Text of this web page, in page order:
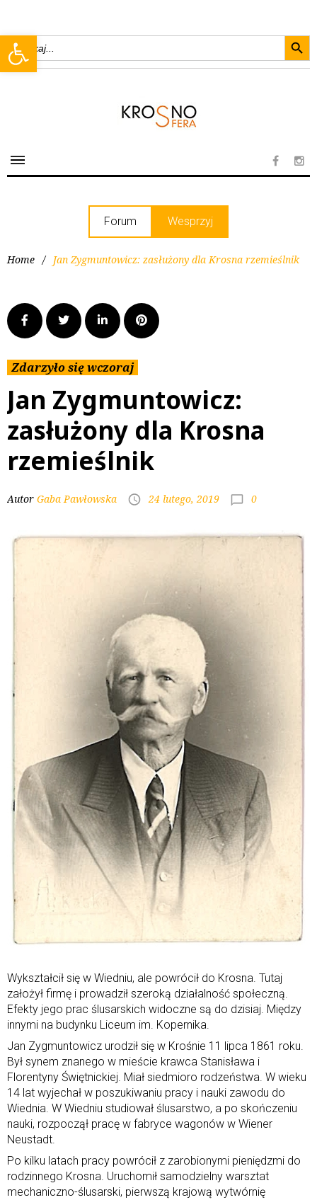
Open toolbar
Search
for:
Forum Wesprzyj
Home / Jan Zygmuntowicz: zasłużony dla Krosna rzemieślnik
Zdarzyło się wczoraj
Jan Zygmuntowicz:
zasłużony dla Krosna
rzemieślnik
Autor Gaba Pawłowska 24 lutego, 2019 0
Wykształcił się w Wiedniu, ale powrócił do Krosna. Tutaj
założył firmę i prowadził szeroką działalność społeczną.
Efekty jego prac ślusarskich widoczne są do dzisiaj. Między
innymi na budynku Liceum im. Kopernika.
Jan Zygmuntowicz urodził się w Krośnie 11 lipca 1861 roku.
Był synem znanego w mieście krawca Stanisława i
Florentyny Świętnickiej. Miał siedmioro rodzeństwa. W wieku
14 lat wyjechał w poszukiwaniu pracy i nauki zawodu do
Wiednia. W Wiedniu studiował ślusarstwo, a po skończeniu
nauki, rozpoczął pracę w fabryce wagonów w Wiener
Neustadt.
Po kilku latach pracy powrócił z zarobionymi pieniędzmi do
rodzinnego Krosna. Uruchomił samodzielny warsztat
mechaniczno-ślusarski, pierwszą krajową wytwórnię